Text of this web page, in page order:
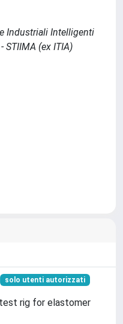
Industriali Intelligenti
STIIMA (ex ITIA)
solo utenti autorizzati
rig for elastomer